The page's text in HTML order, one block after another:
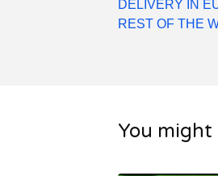
DELIVERY IN
REST OF THE
You might